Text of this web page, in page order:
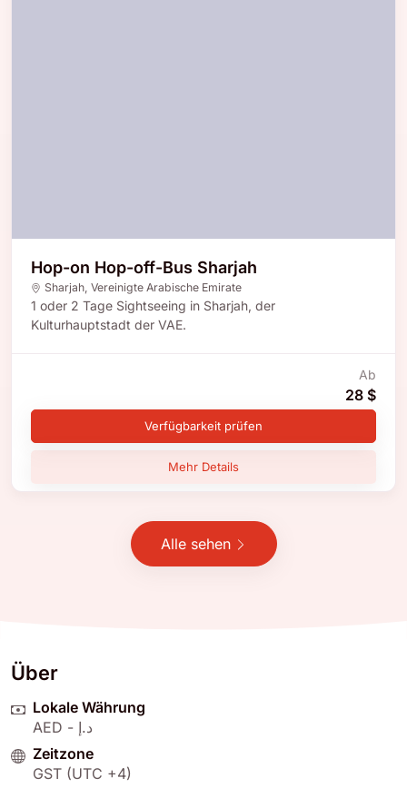
Hop-on Hop-off-Bus Sharjah
Sharjah, Vereinigte Arabische Emirate
1 oder 2 Tage Sightseeing in Sharjah, der
Kulturhauptstadt der VAE.
Ab
28 $
Verfügbarkeit prüfen
Mehr Details
Alle sehen
Über
Lokale Währung
AED - د.إ
Zeitzone
GST (UTC +4)